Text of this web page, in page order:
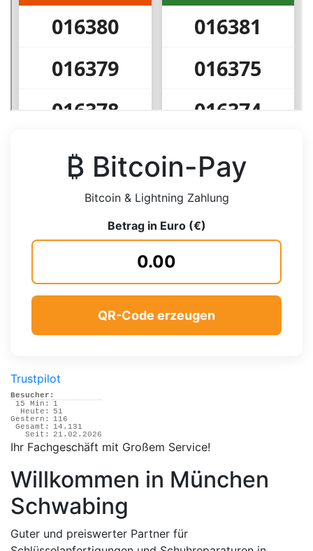
₿ Bitcoin-Pay
Bitcoin & Lightning Zahlung
Betrag in Euro (€)
QR-Code erzeugen
Trustpilot
Besucher:
15 Min:
1
Heute:
51
Gestern:
116
Gesamt:
14.131
Seit:
21.02.2026
Ihr Fachgeschäft mit Großem Service!
Willkommen in München
Schwabing
Guter und preiswerter Partner für